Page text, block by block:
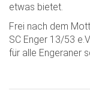
etwas bietet.
Frei nach dem
SC Enger 13/53
für alle Engeraner